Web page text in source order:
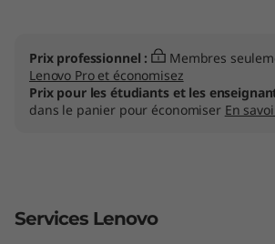
G
Prix professionnel : Membres
Lenovo Pro et économisez
Prix pour les étudiants et les
dans le panier pour économiser En
Services Lenovo